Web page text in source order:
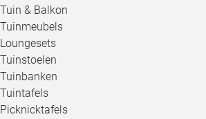
Tuin & Balkon
Tuinmeubels
Loungesets
Tuinstoelen
Tuinbanken
Tuintafels
Picknicktafels